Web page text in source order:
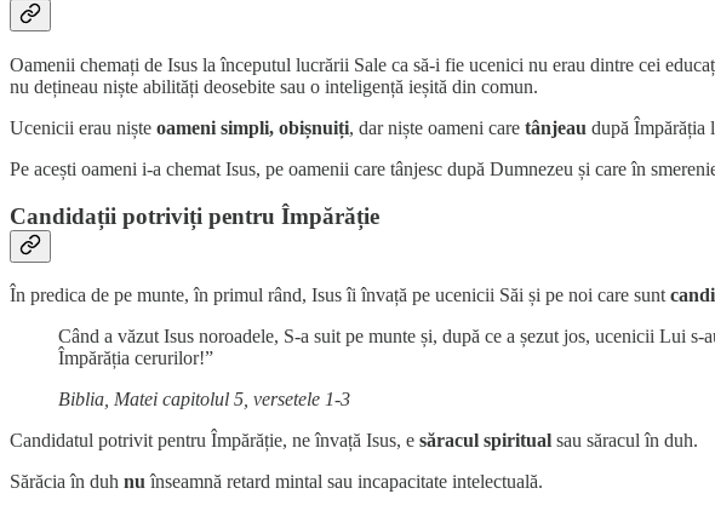
Oamenii chemați de Isus la începutul lucrării Sale ca să-i fie ucenici nu erau dintre cei
nu dețineau niște abilități deosebite sau o inteligență ieșită din comun.
Ucenicii erau niște oameni simpli, obișnuiți, dar niște oameni care tânjeau după Împărăția
Pe acești oameni i-a chemat Isus, pe oamenii care tânjesc după Dumnezeu și care în
Candidații potriviți pentru Împărăție
În predica de pe munte, în primul rând, Isus îi învață pe ucenicii Săi și pe noi care sunt
Când a văzut Isus noroadele, S-a suit pe munte și, după ce a șezut jos, ucenicii Lui
Împărăția cerurilor!”
Biblia, Matei capitolul 5, versetele 1-3
Candidatul potrivit pentru Împărăție, ne învață Isus, e săracul spiritual sau săracul în duh.
Sărăcia în duh nuînseamnă retard mintal sau incapacitate intelectuală.